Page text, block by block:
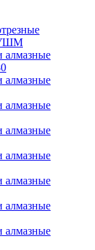
УШМ
алмазные
алмазные
алмазные
алмазные
алмазные
алмазные
алмазные
алмазные